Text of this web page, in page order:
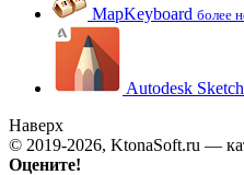
MapKeyboard более
Autodesk
Наверх
© 2019-2026, KtonaSoft.ru —
Оцените!